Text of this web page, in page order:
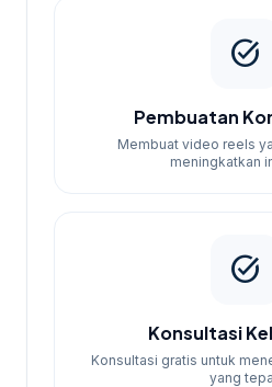
task_alt
Pembuatan
Membuat video reels
meningkatkan
task_alt
Konsultasi
Konsultasi gratis untuk
yang